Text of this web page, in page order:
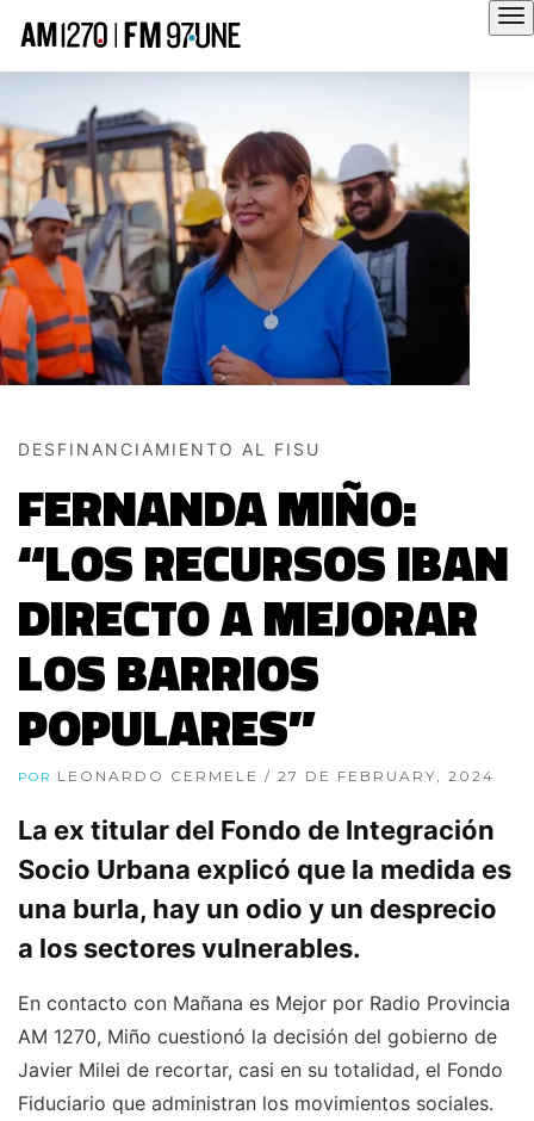
DESFINANCIAMIENTO AL FISU
FERNANDA MIÑO:
“LOS RECURSOS IBAN
DIRECTO A MEJORAR
LOS BARRIOS
POPULARES”
POR LEONARDO CERMELE / 27 DE FEBRUARY, 2024
La ex titular del Fondo de Integración
Socio Urbana explicó que la medida es
una burla, hay un odio y un desprecio
a los sectores vulnerables.
En contacto con Mañana es Mejor por Radio Provincia
AM 1270, Miño cuestionó la decisión del gobierno de
Javier Milei de recortar, casi en su totalidad, el Fondo
Fiduciario que administran los movimientos sociales.